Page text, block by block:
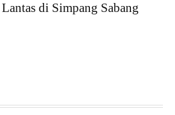
di Simpang Sabang